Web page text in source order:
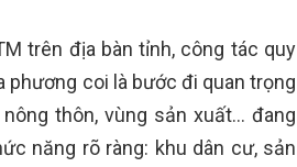
trên địa bàn tỉnh, công tác quy
phương coi là bước đi quan trọng
thôn, vùng sản xuất… đang
năng rõ ràng: khu dân cư, sản